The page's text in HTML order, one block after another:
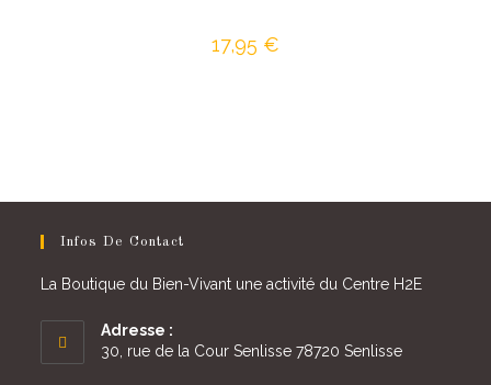
17,95 €
Infos De Contact
La Boutique du Bien-Vivant une activité du Centre H2E
Adresse :
30, rue de la Cour Senlisse 78720 Senlisse